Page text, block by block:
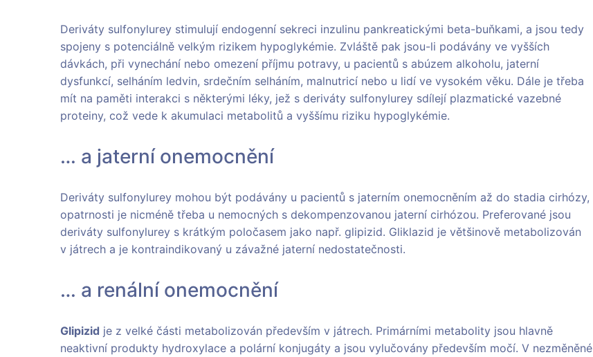
Deriváty sulfonylurey stimulují endogenní sekreci inzulinu pankreatickými beta-buňkami, a jsou tedy
spojeny s potenciálně velkým rizikem hypoglykémie. Zvláště pak jsou-li podávány ve vyšších
dávkách, při vynechání nebo omezení příjmu potravy, u pacientů s abúzem alkoholu, jaterní
dysfunkcí, selháním ledvin, srdečním selháním, malnutricí nebo u lidí ve vysokém věku. Dále je třeba
mít na paměti interakci s některými léky, jež s deriváty sulfonylurey sdílejí plazmatické vazebné
proteiny, což vede k akumulaci metabolitů a vyššímu riziku hypoglykémie.
… a jaterní onemocnění
Deriváty sulfonylurey mohou být podávány u pacientů s jaterním onemocněním až do stadia cirhózy,
opatrnosti je nicméně třeba u nemocných s dekompenzovanou jaterní cirhózou. Preferované jsou
deriváty sulfonylurey s krátkým poločasem jako např. glipizid. Gliklazid je většinově metabolizován
v játrech a je kontraindikovaný u závažné jaterní nedostatečnosti.
… a renální onemocnění
Glipizid je z velké části metabolizován především v játrech. Primárními metabolity jsou hlavně
neaktivní produkty hydroxylace a polární konjugáty a jsou vylučovány především močí. V nezměněné